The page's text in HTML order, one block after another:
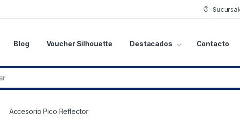
Blog Voucher Silhouette Destacados Contacto
Accesorio Pico Reflector